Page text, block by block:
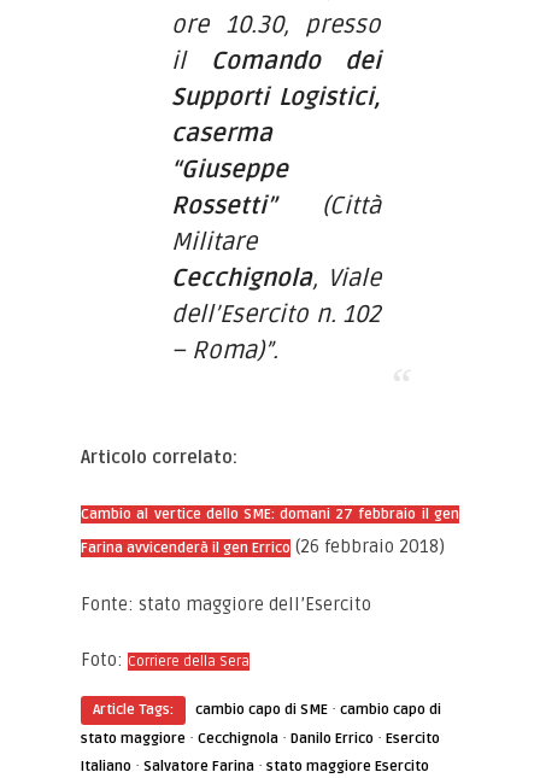
ore 10.30, presso
il
Comando dei
Supporti Logistici,
caserma
“Giuseppe
Rossetti”(Città
Militare
Cecchignola, Viale
dell’Esercito n. 102
– Roma)”.
Articolo correlato:
Cambio al vertice dello SME: domani 27 febbraio il gen
Farina avvicenderà il gen Errico (26 febbraio 2018)
Fonte: stato maggiore dell’Esercito
Foto:Corriere della Sera
Article Tags: cambio capo di SME ·cambio capo di
stato maggiore ·Cecchignola ·Danilo Errico ·Esercito
Italiano ·Salvatore Farina ·stato maggiore Esercito